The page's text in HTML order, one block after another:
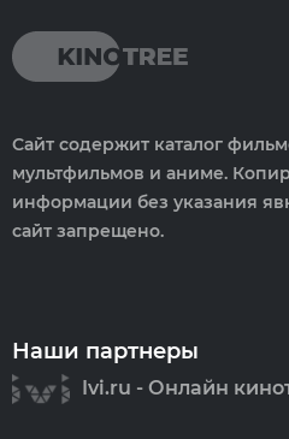
Сайт содержит каталог
мультфильмов и аниме.
информации без указания
сайт запрещено.
Наши партнеры
Ivi.ru - Онлайн